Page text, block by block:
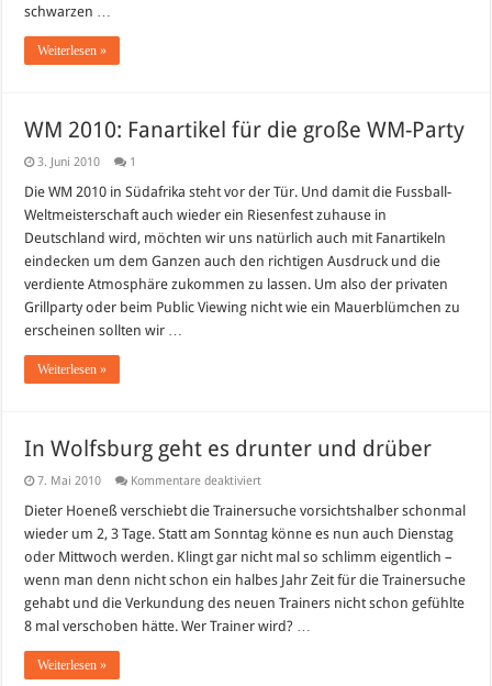
schwarzen …
Weiterlesen »
WM 2010: Fanartikel für die große WM-Party
3. Juni 2010 1
Die WM 2010 in Südafrika steht vor der Tür. Und damit die Fussball-
Weltmeisterschaft auch wieder ein Riesenfest zuhause in
Deutschland wird, möchten wir uns natürlich auch mit Fanartikeln
eindecken um dem Ganzen auch den richtigen Ausdruck und die
verdiente Atmosphäre zukommen zu lassen. Um also der privaten
Grillparty oder beim Public Viewing nicht wie ein Mauerblümchen zu
erscheinen sollten wir …
Weiterlesen »
In Wolfsburg geht es drunter und drüber
7. Mai 2010 Kommentare deaktiviertfür
Wolfsburg
es
drunter
und
drüber
Dieter Hoeneß verschiebt die Trainersuche vorsichtshalber schonmal
wieder um 2, 3 Tage. Statt am Sonntag könne es nun auch Dienstag
oder Mittwoch werden. Klingt gar nicht mal so schlimm eigentlich –
wenn man denn nicht schon ein halbes Jahr Zeit für die Trainersuche
gehabt und die Verkundung des neuen Trainers nicht schon gefühlte
8 mal verschoben hätte. Wer Trainer wird? …
Weiterlesen »